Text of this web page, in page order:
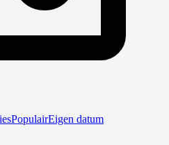
PopulairEigen datum